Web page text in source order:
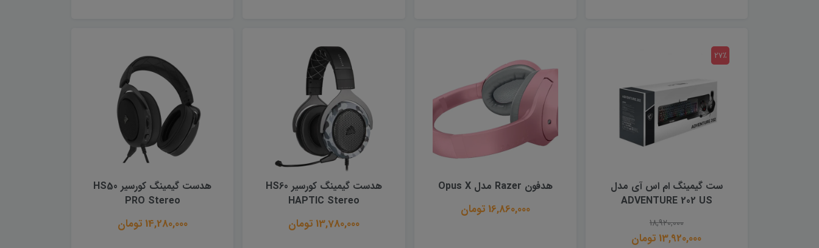
ست گیمینگ ام اس آی مدل
ADVENTURE 202 US
18,920,000
13,920,000 تومان
27٪
هدفون Razer مدل Opus X
16,860,000 تومان
هدست گیمینگ کورسیر HS60
HAPTIC Stereo
13,780,000 تومان
هدست گیمینگ کورسیر HS50
PRO Stereo
14,280,000 تومان